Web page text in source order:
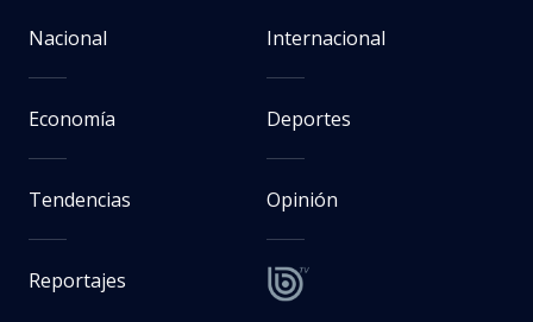
Nacional Internacional
Economía Deportes
Tendencias Opinión
Reportajes